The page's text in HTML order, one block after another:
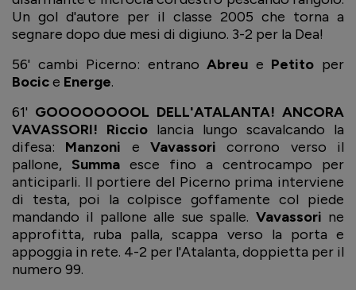
Un gol d'autore per il classe 2005 che torna a
segnare dopo due mesi di digiuno. 3-2 per la Dea!
56' cambi Picerno: entranoAbreu e Petito per
Bocice Energe.
61' GOOOOOOOOL DELL'ATALANTA! ANCORA
VAVASSORI! Riccio lancia lungo scavalcando la
difesa: Manzoni eVavassori corrono verso il
pallone, Summa esce fino a centrocampo per
anticiparli. Il portiere del Picerno prima interviene
di testa, poi la colpisce goffamente col piede
mandando il pallone alle sue spalle. Vavassori ne
approfitta, ruba palla, scappa verso la porta e
appoggia in rete. 4-2 per l'Atalanta, doppietta per il
numero 99.